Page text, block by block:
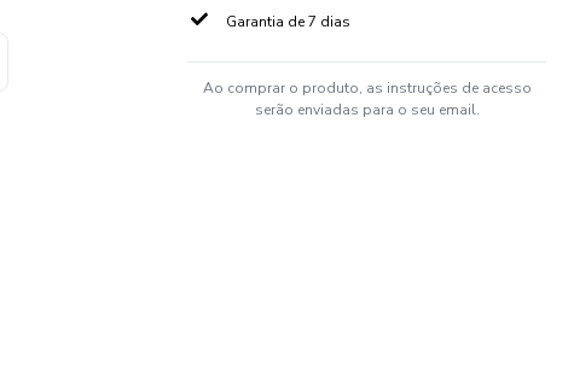
Garantia de 7 dias
Ao comprar o produto, as instruções de acesso
serão enviadas para o seu email.